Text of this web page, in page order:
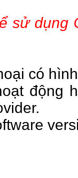
sử dụng
có
động